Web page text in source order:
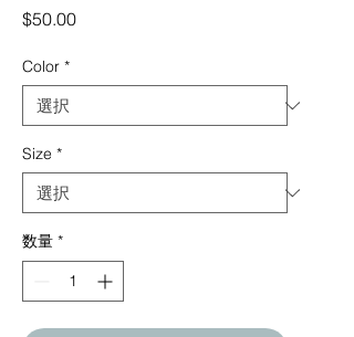
$50.00価
Color *
Size *
数量 *